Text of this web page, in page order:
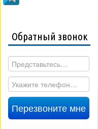
Обратный звонок
Перезвоните мне